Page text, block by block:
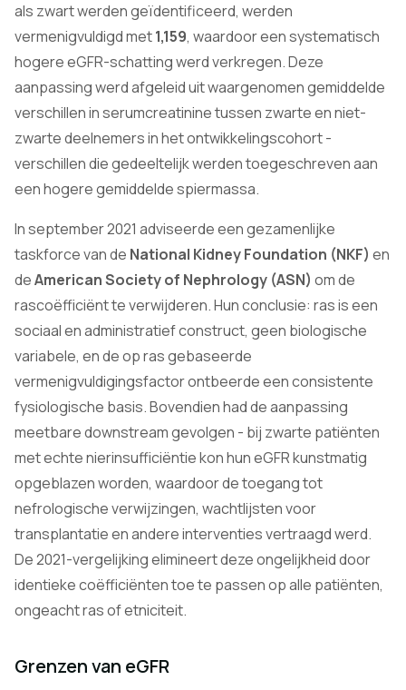
als zwart werden geïdentificeerd, werden
vermenigvuldigd met1,159, waardoor een systematisch
hogere eGFR-schatting werd verkregen. Deze
aanpassing werd afgeleid uit waargenomen gemiddelde
verschillen in serumcreatinine tussen zwarte en niet-
zwarte deelnemers in het ontwikkelingscohort -
verschillen die gedeeltelijk werden toegeschreven aan
een hogere gemiddelde spiermassa.
In september 2021 adviseerde een gezamenlijke
taskforce van de National Kidney Foundation (NKF) en
deAmerican Society of Nephrology (ASN) om de
rascoëfficiënt te verwijderen. Hun conclusie: ras is een
sociaal en administratief construct, geen biologische
variabele, en de op ras gebaseerde
vermenigvuldigingsfactor ontbeerde een consistente
fysiologische basis. Bovendien had de aanpassing
meetbare downstream gevolgen - bij zwarte patiënten
met echte nierinsufficiëntie kon hun eGFR kunstmatig
opgeblazen worden, waardoor de toegang tot
nefrologische verwijzingen, wachtlijsten voor
transplantatie en andere interventies vertraagd werd.
De 2021-vergelijking elimineert deze ongelijkheid door
identieke coëfficiënten toe te passen op alle patiënten,
ongeacht ras of etniciteit.
Grenzen van eGFR